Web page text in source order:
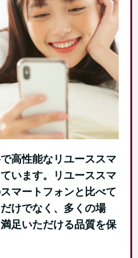
高性能なリユーススマ
います。リユーススマ
マートフォンと比べて
けでなく、多くの場
足いただける品質を保